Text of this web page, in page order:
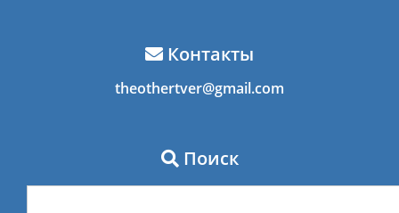
Контакты
theothertver@gmail.com
Поиск